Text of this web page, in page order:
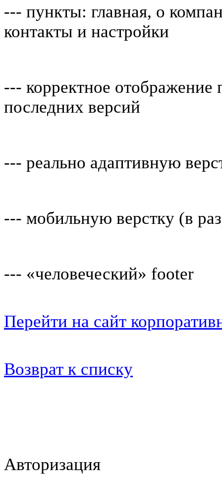
--- пункты: главная, о
контакты и настройки
--- корректное отображение
последних версий
--- реально адаптивную
--- мобильную верстку (в
--- «человеческий» footer
Перейти на сайт
Возврат к списку
Авторизация